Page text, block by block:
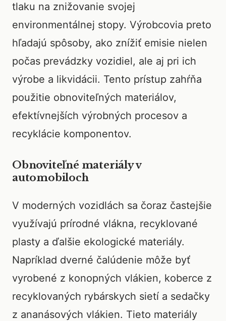
tlaku na znižovanie svojej
environmentálnej stopy. Výrobcovia preto
hľadajú spôsoby, ako znížiť emisie nielen
počas prevádzky vozidiel, ale aj pri ich
výrobe a likvidácii. Tento prístup zahŕňa
použitie obnoviteľných materiálov,
efektívnejších výrobných procesov a
recyklácie komponentov.
Obnoviteľné materiály v
automobiloch
V moderných vozidlách sa čoraz častejšie
využívajú prírodné vlákna, recyklované
plasty a ďalšie ekologické materiály.
Napríklad dverné čalúdenie môže byť
vyrobené z konopných vlákien, koberce z
recyklovaných rybárskych sietí a sedačky
z ananásových vlákien. Tieto materiály